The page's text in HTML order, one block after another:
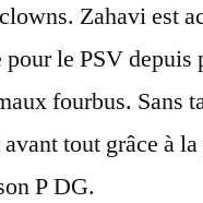
Zahavi est
pour le PSV depuis
fourbus. Sans
tout grâce à
P DG.